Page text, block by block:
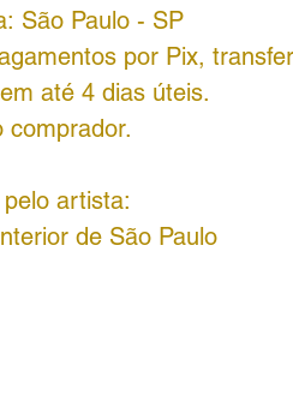
São Paulo - SP
por Pix,
até 4 dias úteis.
comprador.
artista:
de São Paulo